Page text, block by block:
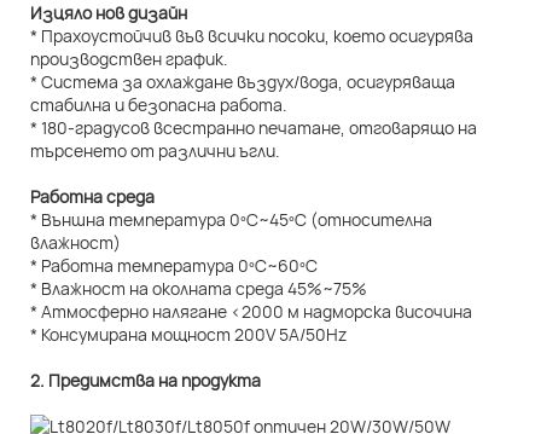
Изцяло нов дизайн
* Прахоустойчив във всички посоки, което осигурява
производствен график.
* Система за охлаждане въздух/вода, осигуряваща
стабилна и безопасна работа.
* 180-градусов всестранно печатане, отговарящо на
търсенето от различни ъгли.
Работна среда
* Външна температура 0ºC~45ºC (относителна
влажност)
* Работна температура 0ºC~60ºC
* Влажност на околната среда 45%~75%
* Атмосферно налягане <2000 м надморска височина
* Консумирана мощност 200V 5A/50Hz
2. Предимства на продукта